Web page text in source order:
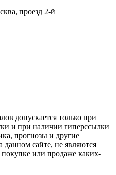
проезд 2-й
допускается только при
и при наличии гиперссылки
прогнозы и другие
данном сайте, не являются
или продаже каких-